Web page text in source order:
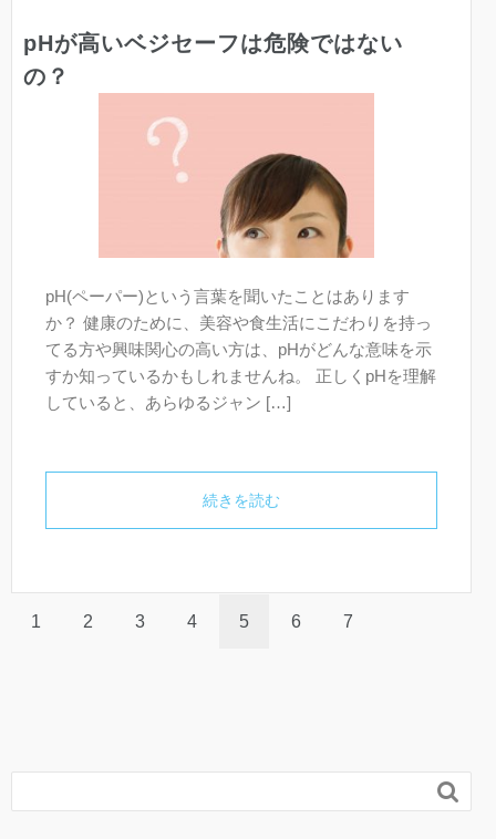
pHが高いベジセーフは危険ではない
の？
pH(ペーパー)という言葉を聞いたことはあります
か？ 健康のために、美容や食生活にこだわりを持っ
てる方や興味関心の高い方は、pHがどんな意味を示
すか知っているかもしれませんね。 正しくpHを理解
していると、あらゆるジャン […]
続きを読む
1 2 3 4 5 6 7
